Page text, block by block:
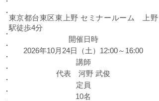
2026年10月24日（土）12:00～16:00
東京都台東区東上野 セミナールーム 上野
駅徒歩4分
​開催日時
定員
10名
​講師
代表 河野 武俊